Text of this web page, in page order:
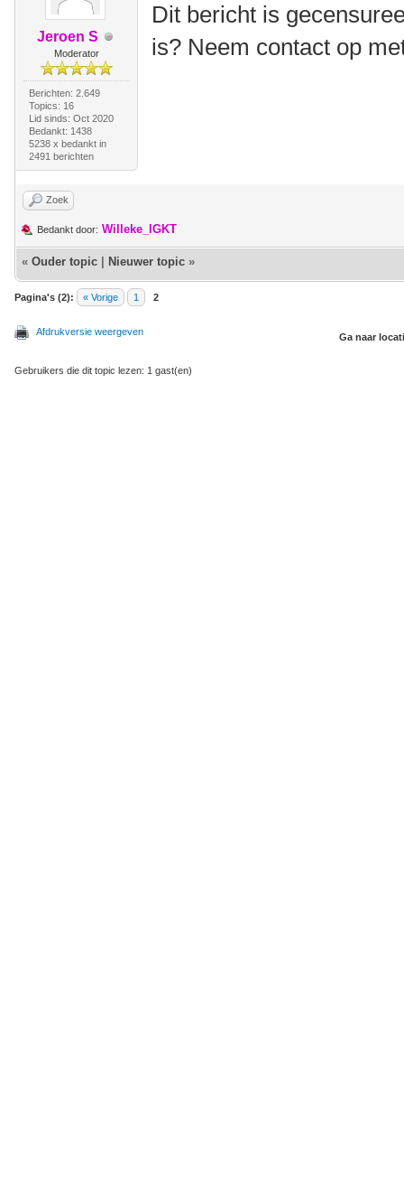
Jeroen S
Moderator
Berichten: 2.649
Topics: 16
Lid sinds: Oct 2020
Bedankt: 1438
5238 x bedankt in
2491 berichten
Dit bericht is
is? Neem contact op
Zoek
Bedankt door: Willeke_IGKT
« Ouder topic Nieuwer topic »
Pagina's (2): « Vorige 1 2
Afdrukversie weergeven Ga naar
Gebruikers die dit topic lezen: 1 gast(en)